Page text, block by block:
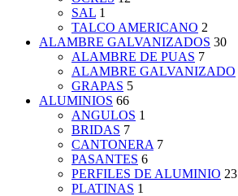
SAL 1
TALCO AMERICANO 2
ALAMBRE GALVANIZADOS 30
ALAMBRE DE PUAS 7
ALAMBRE GALVANIZADO
GRAPAS 5
ALUMINIOS 66
ANGULOS 1
BRIDAS 7
CANTONERA 7
PASANTES 6
PERFILES DE ALUMINIO 23
PLATINAS 1